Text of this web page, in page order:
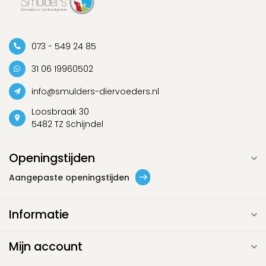
073 - 549 24 85
31 06 19960502
info@smulders-diervoeders.nl
Loosbraak 30
5482 TZ Schijndel
Openingstijden
Aangepaste openingstijden
Informatie
Mijn account